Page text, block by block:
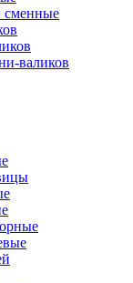
валиков